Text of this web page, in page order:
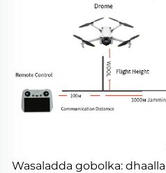
1. Wasaladda gobolka: